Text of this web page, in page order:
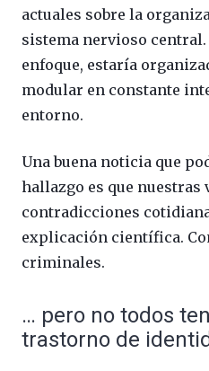
actuales sobre la
sistema nervioso central.
enfoque, estaría
modular en constante
entorno.
Una buena noticia que
hallazgo es que nuestras
contradicciones
explicación científica.
criminales.
… pero no todos
trastorno de